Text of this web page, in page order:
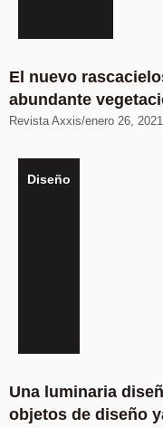
El nuevo
abundante
Revista Axxis/enero 26, 2021
Diseño
Una luminaria
objetos de diseño